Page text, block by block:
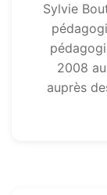
Sylvie
2008
auprès